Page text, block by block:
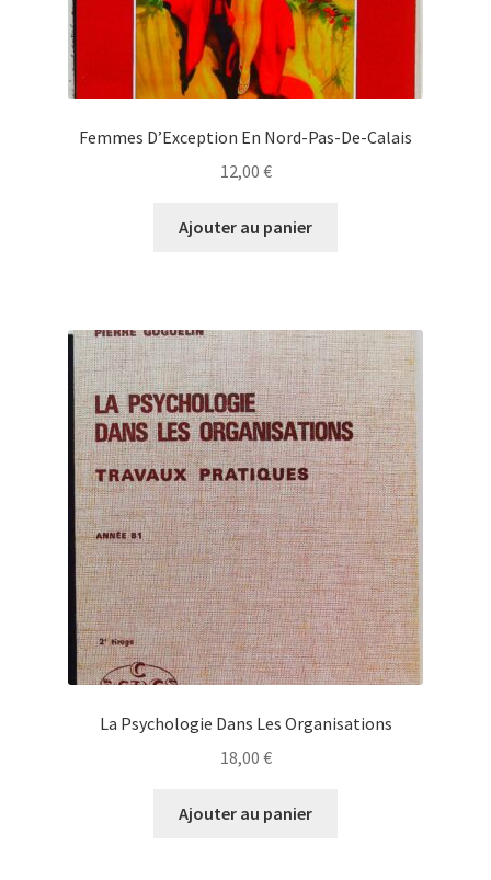
Femmes D’Exception En Nord-Pas-De-Calais
12,00 €
Ajouter au panier
La Psychologie Dans Les Organisations
18,00 €
Ajouter au panier